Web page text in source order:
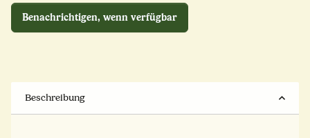
Benachrichtigen, wenn verfügbar
Beschreibung